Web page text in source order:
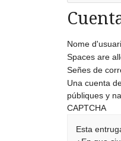
Nome
Spaces are
Señes de
Una cuenta
públiques y
CAPTCHA
Esta